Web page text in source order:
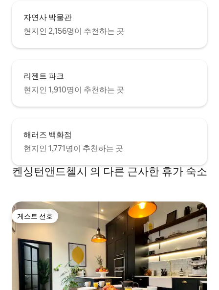
자연사 박물관
현지인 2,156명이 추천하는 곳
리젠트 파크
현지인 1,910명이 추천하는 곳
해러즈 백화점
현지인 1,771명이 추천하는 곳
켄싱턴앤드첼시 의 다른 근사한 휴가 숙소
게스트 선호
게스트 선호